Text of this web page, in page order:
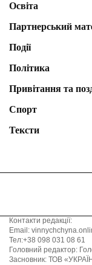
Освіта
Партнерський
Події
Політика
Привітання та
Спорт
Тексти
Контакти редакції:
Email:
Тел:+38 098 031 08 61
Головний редактор:
Засновник: ТОВ